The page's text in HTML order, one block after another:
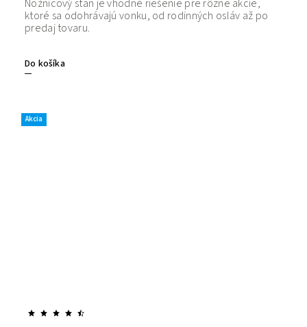
Do košíka
Nožnicový stan je vhodné riešenie pre rôzne akcie,
ktoré sa odohrávajú vonku, od rodinných osláv až po
predaj tovaru.
Akcia